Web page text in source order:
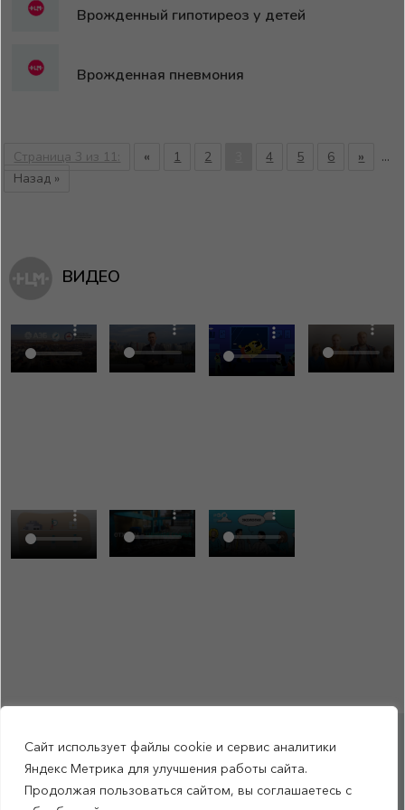
Сайт использует файлы cookie и сервис аналитики
Яндекс Метрика для улучшения работы сайта.
Продолжая пользоваться сайтом, вы соглашаетесь с
Врожденный гипотиреоз у детей
Врожденная пневмония
Страница 3 из 11: « 1 2 4 5 6 »
...
Назад »
ВИДЕО
RSS-обновления
This site is protected by reCAPTCHA and the Google Privacy Policyand
Terms of Service apply (Этот сайт защищен reCAPTCHA, на нем